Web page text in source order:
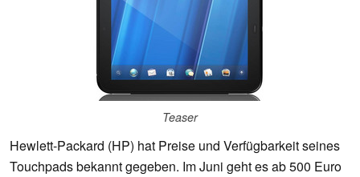
Teaser
Hewlett-Packard (HP) hat Preise und Verfügbarkeit seines
Touchpads bekannt gegeben. Im Juni geht es ab 500 Euro